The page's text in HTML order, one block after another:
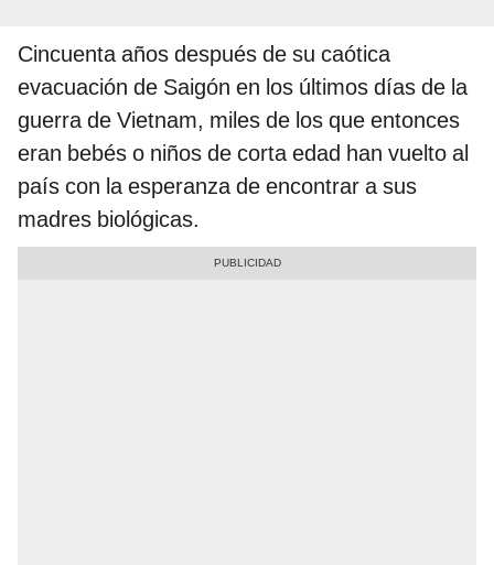
Cincuenta años después de su caótica
evacuación de Saigón en los últimos días de la
guerra de Vietnam, miles de los que entonces
eran bebés o niños de corta edad han vuelto al
país con la esperanza de encontrar a sus
madres biológicas.